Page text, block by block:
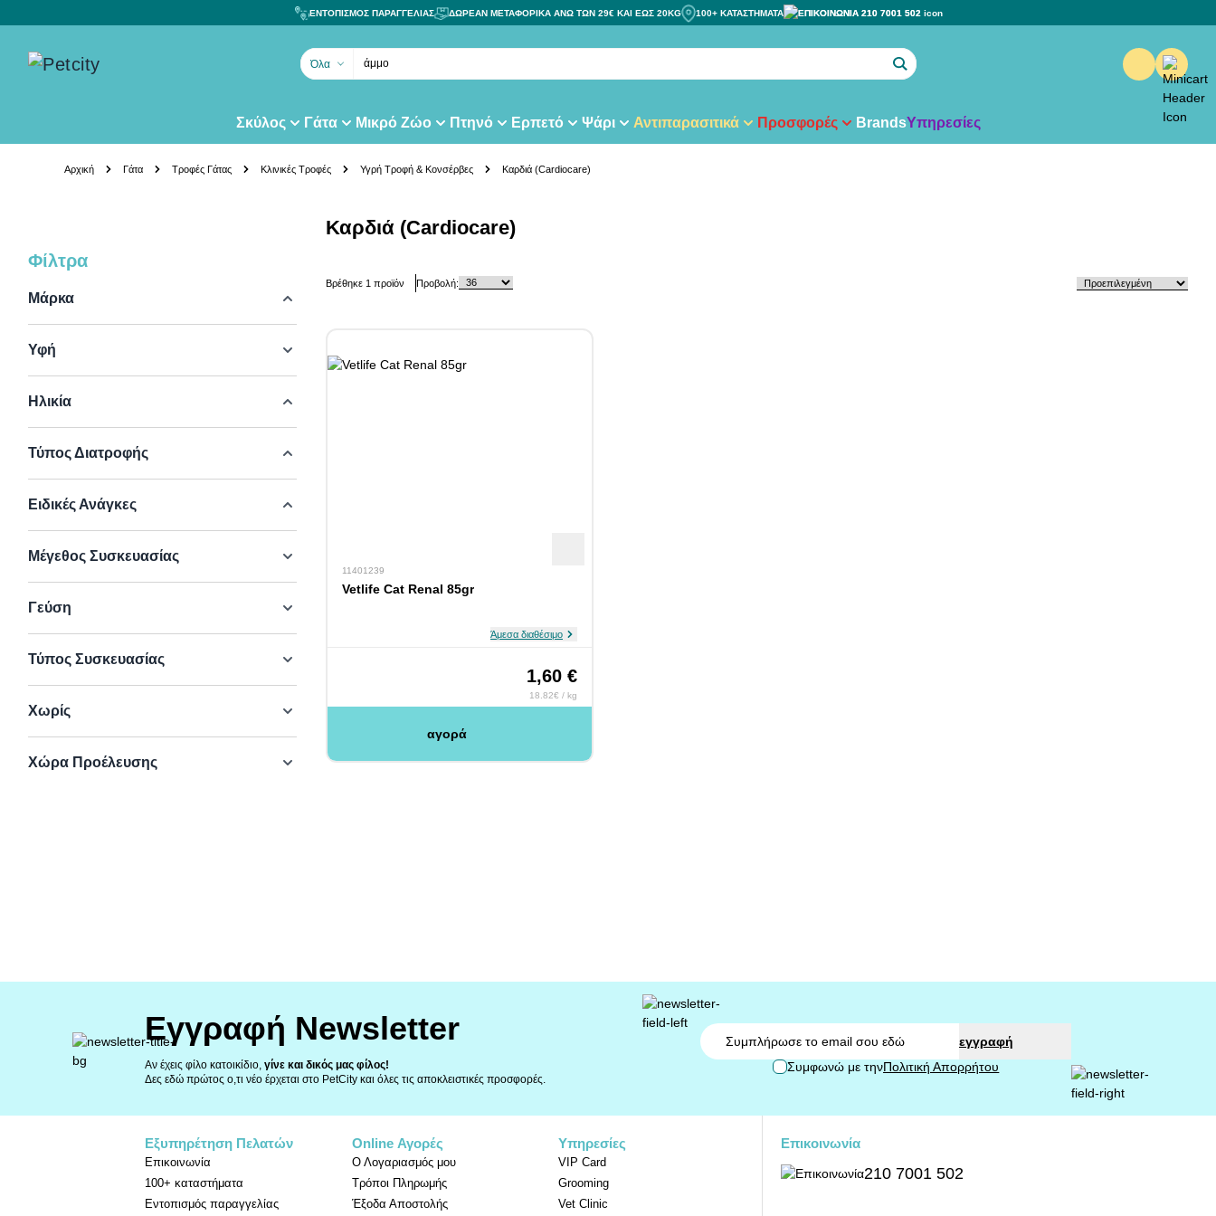
ΕΝΤΟΠΙΣΜΟΣ ΠΑΡΑΓΓΕΛΙΑΣ ΔΩΡΕΑΝ ΜΕΤΑΦΟΡΙΚΑ ΑΝΩ ΤΩΝ 29€ ΚΑΙ ΕΩΣ 20KG 100+ ΚΑΤΑΣΤΗΜΑΤΑ ΕΠΙΚΟΙΝΩΝΙΑ 210 7001 502
Όλα άμμο γά
Σκύλος Γάτα Μικρό Ζώο Πτηνό Ερπετό Ψάρι Αντιπαρασιτικά Προσφορές BrandsΥπηρεσίες
Αρχική Γάτα Τροφές Γάτας Κλινικές Τροφές Υγρή Τροφή & Κονσέρβες Καρδιά (Cardiocare)
Skip to product list
Φίλτρα
Μάρκα
Υφή
Ηλικία
Τύπος Διατροφής
Ειδικές Ανάγκες
Μέγεθος Συσκευασίας
Γεύση
Τύπος Συσκευασίας
Χωρίς
Χώρα Προέλευσης
Καρδιά (Cardiocare)
Βρέθηκε 1 προϊόν Προβολή:
11401239
Vetlife Cat Renal 85gr
Άμεσα διαθέσιμο
1,60 €
18.82€ / kg
αγορά
Εγγραφή Newsletter
Αν έχεις φίλο κατοικίδιο, γίνε και δικός μας φίλος!
Δες εδώ πρώτος ο,τι νέο έρχεται στο PetCity και όλες τις αποκλειστικές προσφορές.
Email
εγγραφή
Συμφωνώ με τηνΠολιτική Απορρήτου
Εξυπηρέτηση Πελατών
Επικοινωνία
100+ καταστήματα
Εντοπισμός παραγγελίας
Online Αγορές
Ο Λογαριασμός μου
Τρόποι Πληρωμής
Έξοδα Αποστολής
Υπηρεσίες
VIP Card
Grooming
Vet Clinic
Επικοινωνία
210 7001 502